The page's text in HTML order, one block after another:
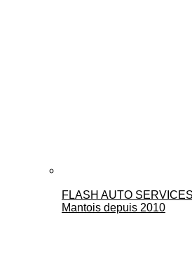
FLASH AUTO
Mantois depuis 2010